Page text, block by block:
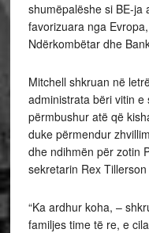
shumëpalëshe si BE-ja
favorizuara nga
Ndërkombëtar dhe
Mitchell shkruan në
administrata bëri vitin
përmbushur atë që
duke përmendur
dhe ndihmën për zotin
sekretarin Rex
“Ka ardhur koha, –
familjes time të re, e